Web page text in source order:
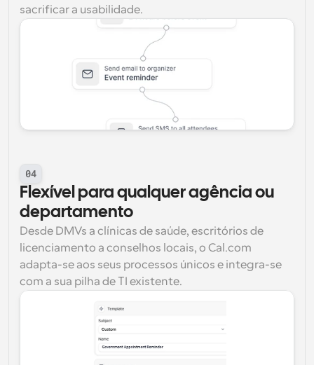
sacrificar a usabilidade.
04
Flexível para qualquer agência ou
departamento
Desde DMVs a clínicas de saúde, escritórios de
licenciamento a conselhos locais, o Cal.com
adapta-se aos seus processos únicos e integra-se
com a sua pilha de TI existente.